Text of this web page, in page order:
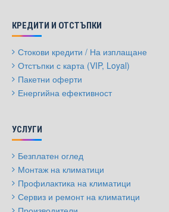
КРЕДИТИ И ОТСТЪПКИ
Стокови кредити / На изплащане
Отстъпки с карта (VIP, Loyal)
Пакетни оферти
Енергийна ефективност
УСЛУГИ
Безплатен оглед
Монтаж на климатици
Профилактика на климатици
Сервиз и ремонт на климатици